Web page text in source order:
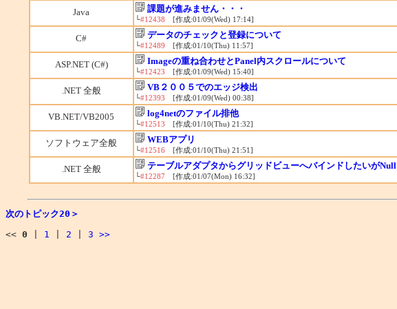
Java 課題が進みません・・・
└#12438 [作成:01/09(Wed) 17:14]
C# データのチェックと登録について
└#12489 [作成:01/10(Thu) 11:57]
ASP.NET (C#) Imageの重ね合わせとPanel内スクロールについて
└#12423 [作成:01/09(Wed) 15:40]
.NET 全般 VB２００５でのエッジ検出
└#12393 [作成:01/09(Wed) 00:38]
VB.NET/VB2005 log4netのファイル排他
└#12513 [作成:01/10(Thu) 21:32]
ソフトウェア全般 WEBアプリ
└#12516[作成:01/10(Thu) 21:51]
.NET 全般 テーブルアダプタからグリッドビューへバインドしたいがNull
└#12287 [作成:01/07(Mon) 16:32]
次のトピック20＞
<< 0 1 2 3 >>